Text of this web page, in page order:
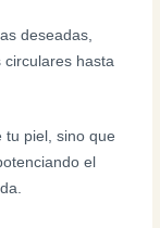
deseadas,
circulares hasta
tu piel, sino que
el